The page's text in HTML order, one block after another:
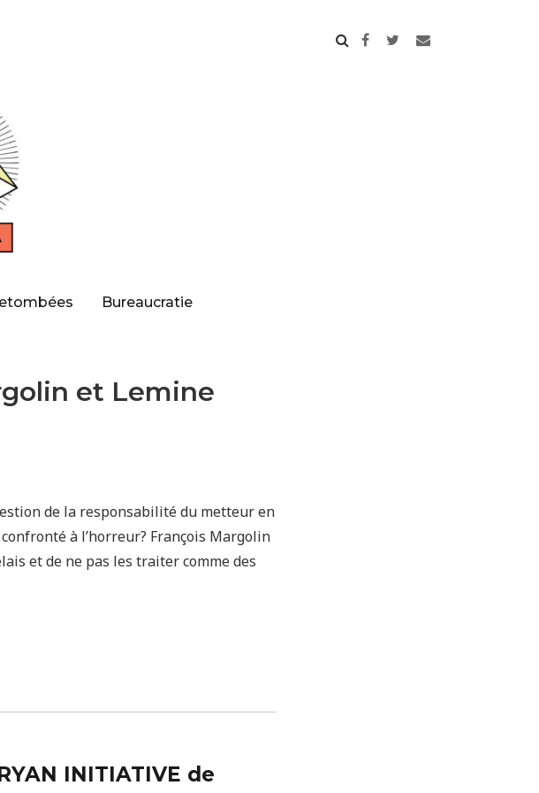
Bureaucratie
et Lemine
de la responsabilité du metteur en
à l’horreur? François Margolin
et de ne pas les traiter comme des
INITIATIVE de